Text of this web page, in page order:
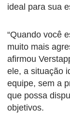
ideal para sua
“Quando você
muito mais
afirmou
ele, a situação
equipe, sem a
que possa
objetivos.